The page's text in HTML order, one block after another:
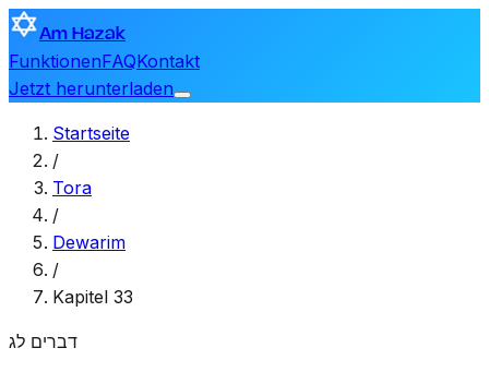
Am Hazak
FunktionenFAQKontakt
Jetzt herunterladen
Startseite
/
Tora
/
Dewarim
/
Kapitel 33
דברים לג